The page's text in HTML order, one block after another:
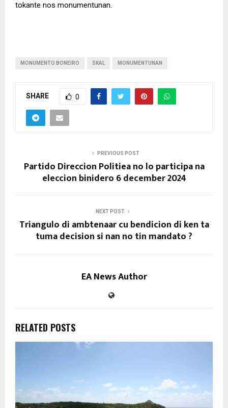
tokante nos monumentunan.
MONUMENTO BONEIRO SKAL MONUMENTUNAN
SHARE 0
PREVIOUS POST
Partido Direccion Politiea no lo participa na
eleccion binidero 6 december 2024
NEXT POST
Triangulo di ambtenaar cu bendicion di ken ta
tuma decision si nan no tin mandato ?
EA News Author
RELATED POSTS